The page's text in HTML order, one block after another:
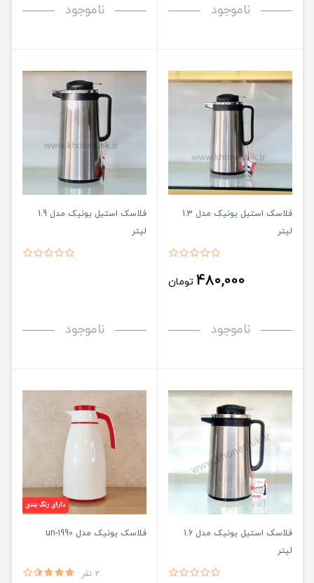
ناموجود ناموجود
فلاسک استیل یونیک مدل 1.3
لیتر
480,000 تومان
ناموجود
فلاسک استیل یونیک مدل 1.9
لیتر
ناموجود
فلاسک استیل یونیک مدل 1.6
لیتر
فلاسک یونیک مدل un-1990
2 نفر